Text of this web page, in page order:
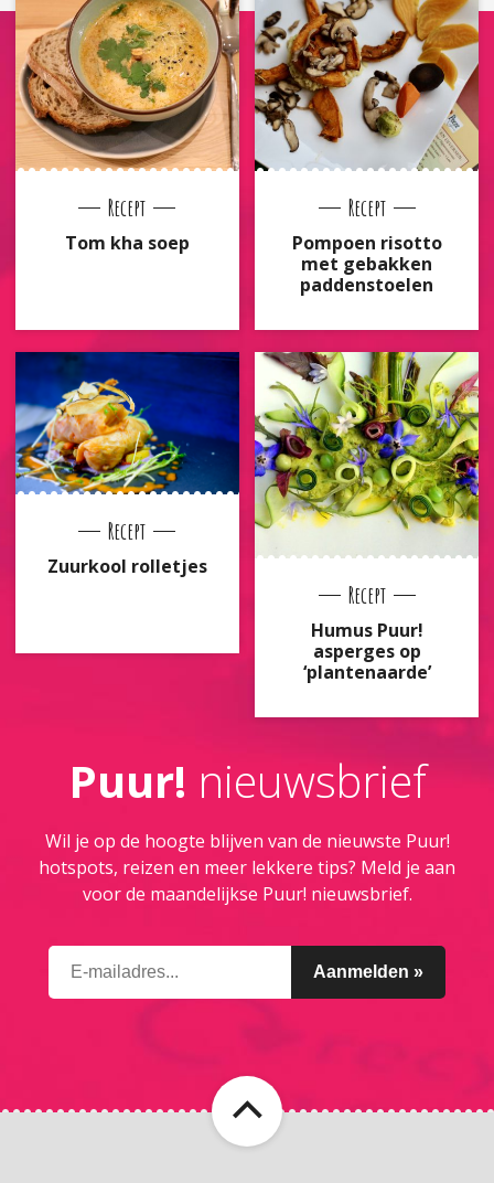
Recept
Tom kha soep
Recept
Pompoen risotto
met gebakken
paddenstoelen
Recept
Zuurkool rolletjes
Recept
Humus Puur!
asperges op
‘plantenaarde’
Puur! nieuwsbrief
Wil je op de hoogte blijven van de nieuwste Puur!
hotspots, reizen en meer lekkere tips? Meld je aan
voor de maandelijkse Puur! nieuwsbrief.